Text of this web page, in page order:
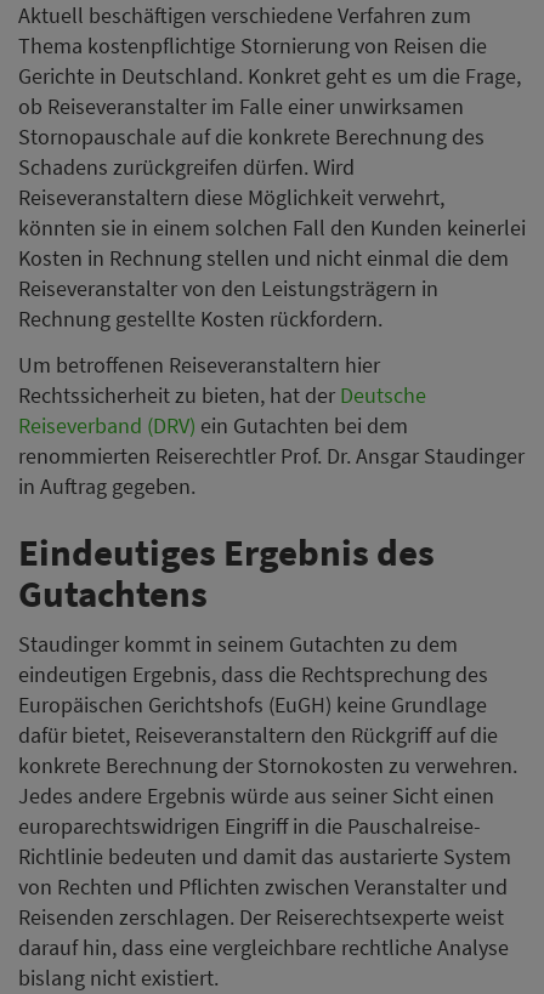
Aktuell beschäftigen verschiedene Verfahren zum
Thema kostenpflichtige Stornierung von Reisen die
Gerichte in Deutschland. Konkret geht es um die Frage,
ob Reiseveranstalter im Falle einer unwirksamen
Stornopauschale auf die konkrete Berechnung des
Schadens zurückgreifen dürfen. Wird
Reiseveranstaltern diese Möglichkeit verwehrt,
könnten sie in einem solchen Fall den Kunden keinerlei
Kosten in Rechnung stellen und nicht einmal die dem
Reiseveranstalter von den Leistungsträgern in
Rechnung gestellte Kosten rückfordern.
Um betroffenen Reiseveranstaltern hier
Rechtssicherheit zu bieten, hat der Deutsche
Reiseverband (DRV) ein Gutachten bei dem
renommierten Reiserechtler Prof. Dr. Ansgar Staudinger
in Auftrag gegeben.
Eindeutiges Ergebnis des
Gutachtens
Staudinger kommt in seinem Gutachten zu dem
eindeutigen Ergebnis, dass die Rechtsprechung des
Europäischen Gerichtshofs (EuGH) keine Grundlage
dafür bietet, Reiseveranstaltern den Rückgriff auf die
konkrete Berechnung der Stornokosten zu verwehren.
Jedes andere Ergebnis würde aus seiner Sicht einen
europarechtswidrigen Eingriff in die Pauschalreise-
Richtlinie bedeuten und damit das austarierte System
von Rechten und Pflichten zwischen Veranstalter und
Reisenden zerschlagen. Der Reiserechtsexperte weist
darauf hin, dass eine vergleichbare rechtliche Analyse
bislang nicht existiert.